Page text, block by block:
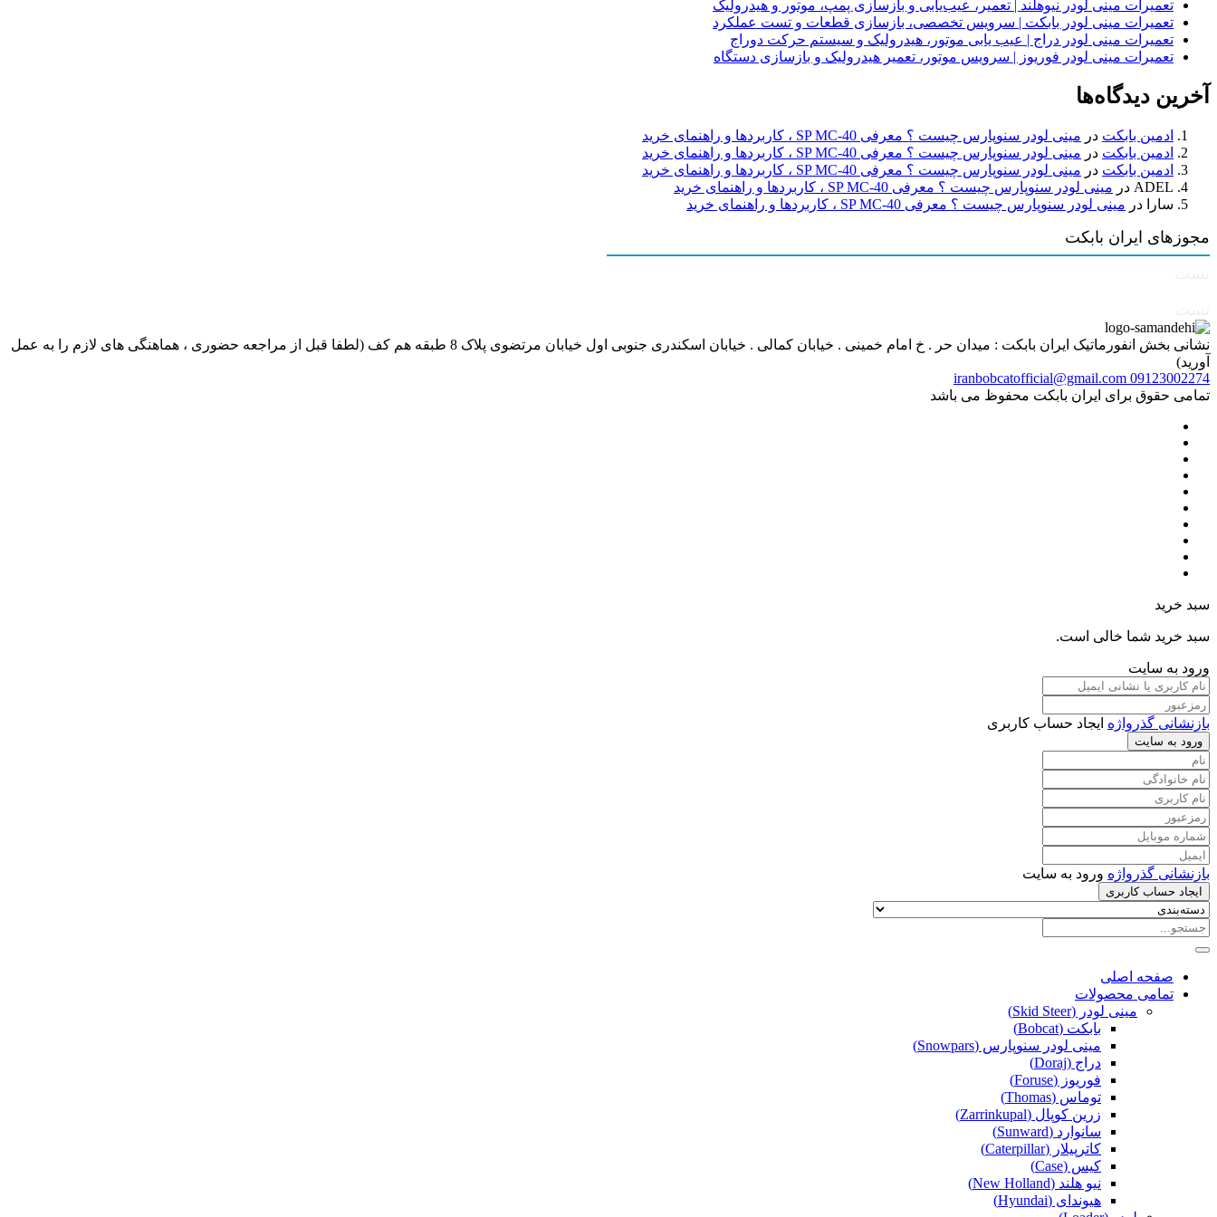
تعمیرات مینی لودر نیوهلند | تعمیر، عیب‌یابی و بازسازی پمپ، موتور و هیدرولیک
تعمیرات مینی لودر بابکت | سرویس تخصصی، بازسازی قطعات و تست عملکرد
تعمیرات مینی لودر دراج | عیب یابی موتور، هیدرولیک و سیستم حرکت دوراج
تعمیرات مینی لودر فوریوز | سرویس موتور، تعمیر هیدرولیک و بازسازی دستگاه
آخرین دیدگاه‌ها
ادمین بابکت در مینی لودر سنوپارس چیست ؟ معرفی SP MC-40 ، کاربردها و راهنمای خرید
ادمین بابکت در مینی لودر سنوپارس چیست ؟ معرفی SP MC-40 ، کاربردها و راهنمای خرید
ادمین بابکت در مینی لودر سنوپارس چیست ؟ معرفی SP MC-40 ، کاربردها و راهنمای خرید
ADEL در مینی لودر سنوپارس چیست ؟ معرفی SP MC-40 ، کاربردها و راهنمای خرید
سارا
در مینی لودر سنوپارس چیست ؟ معرفی SP MC-40 ، کاربردها و راهنمای خرید
مجوزهای ایران بابکت
نشانی بخش انفورماتیک ایران بابکت : میدان حر . خ امام خمینی . خیابان کمالی . خیابان اسکندری جنوبی اول خیابان مرتضوی پلاک 8 طبقه هم کف (لطفا قبل از مراجعه حضوری ، هماهنگی های لازم را به عمل
آورید)
09123002274
iranbobcatofficial@gmail.com
تمامی حقوق برای ایران بابکت محفوظ می باشد
سبد خرید
سبد خرید شما خالی است.
ورود به سایت
بازنشانی گذرواژه ایجاد حساب کاربری
ورود به سایت
بازنشانی گذرواژه ورود به سایت
ایجاد حساب کاربری
صفحه اصلی
تمامی محصولات
مینی لودر (Skid Steer)
بابکت (Bobcat)
مینی لودر سنوپارس (Snowpars)
دراج (Doraj)
فوریوز (Foruse)
توماس (Thomas)
زرین کوپال (Zarrinkupal)
سانوارد (Sunward)
کاترپیلار (Caterpillar)
کیس (Case)
نیو هلند (New Holland)
هیوندای (Hyundai)